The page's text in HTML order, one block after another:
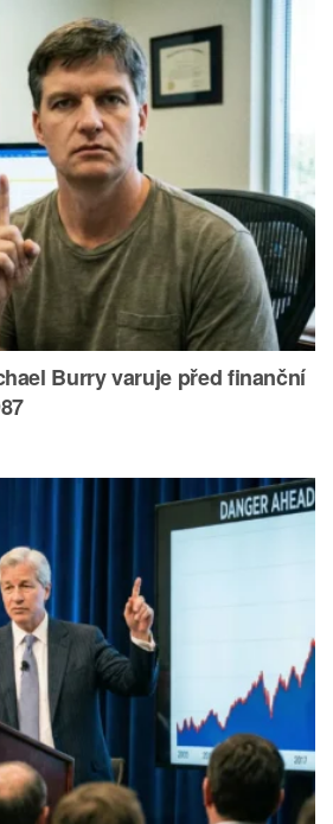
Burry varuje před finanční